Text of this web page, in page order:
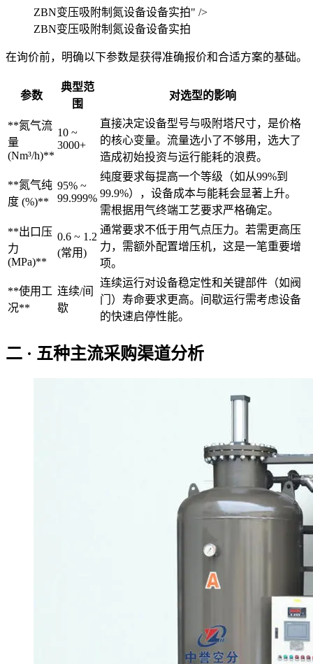
ZBN变压吸附制氮设备设备实拍" />
ZBN变压吸附制氮设备设备实拍
在询价前，明确以下参数是获得准确报价和合适方案的基础。
参数
典型范
围
对选型的影响
**氮气流
量
(Nm³/h)**
10 ~
3000+
直接决定设备型号与吸附塔尺寸，是价格
的核心变量。流量选小了不够用，选大了
造成初始投资与运行能耗的浪费。
**氮气纯
度 (%)**
95% ~
99.999%
纯度要求每提高一个等级（如从99%到
99.9%），设备成本与能耗会显著上升。
需根据用气终端工艺要求严格确定。
**出口压
力
(MPa)**
0.6 ~ 1.2
(常用)
通常要求不低于用气点压力。若需更高压
力，需额外配置增压机，这是一笔重要增
项。
**使用工
况**
连续/间
歇
连续运行对设备稳定性和关键部件（如阀
门）寿命要求更高。间歇运行需考虑设备
的快速启停性能。
二 · 五种主流采购渠道分析